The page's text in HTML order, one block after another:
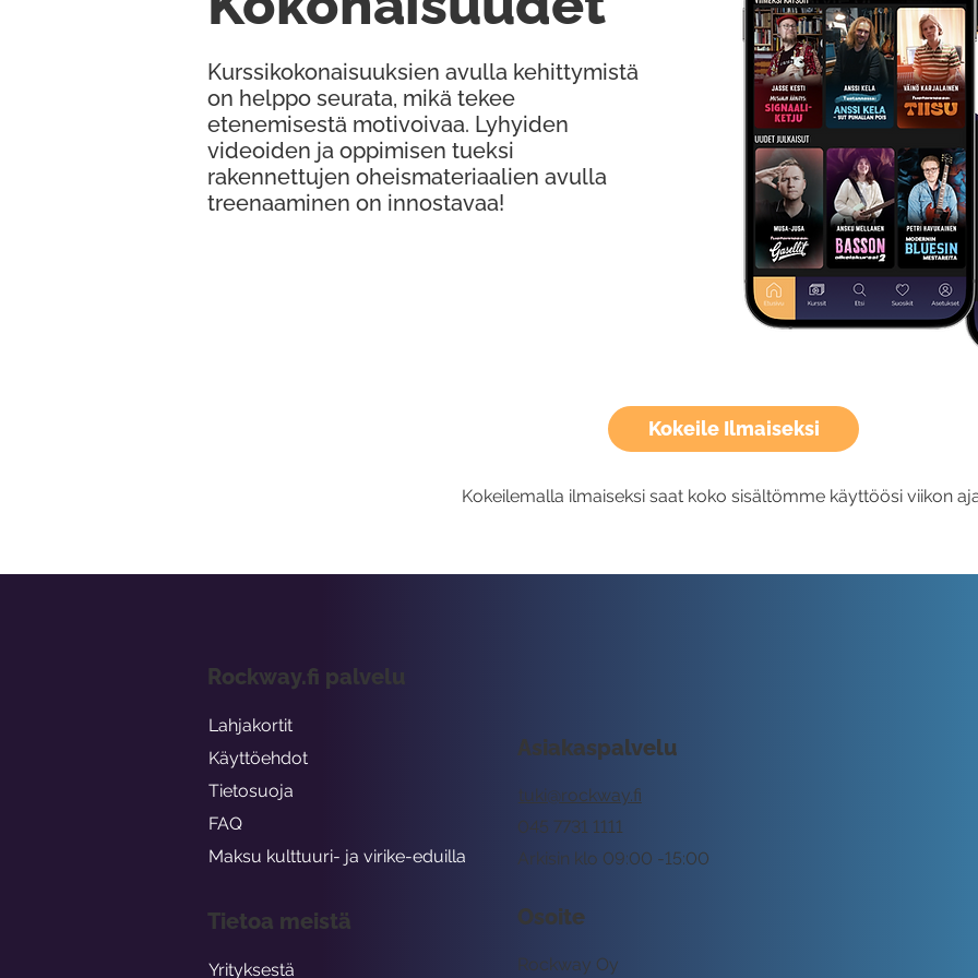
Kokeile Ilmaiseksi
Kokeilemalla ilmaiseksi saat koko sisältömme käyttöösi viikon
Kurssikokonaisuuksien avulla kehittymistä
on helppo seurata, mikä tekee
etenemisestä motivoivaa. Lyhyiden
videoiden ja oppimisen tueksi
rakennettujen oheismateriaalien avulla
treenaaminen on innostavaa!
Asiakaspalvelu
tuki@rockway.fi
Arkisin klo 09:00 -15:00
045 7731 1111
Osoite
Rockway Oy
Rockway.fi palvelu
Lahjakortit
Käyttöehdot
Tietosuoja
FAQ
Maksu kulttuuri- ja virike-eduilla
Tietoa meistä
Yrityksestä